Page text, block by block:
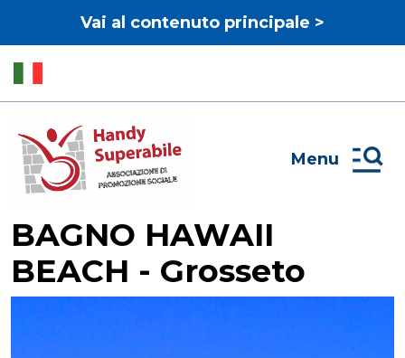
Vai al contenuto principale >
Menu
BAGNO HAWAII
BEACH - Grosseto